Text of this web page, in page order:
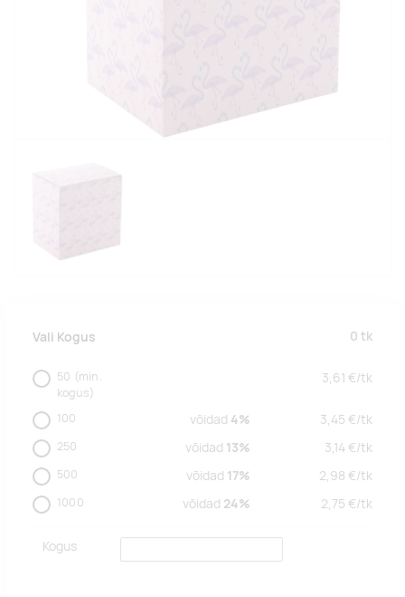
Vali Kogus 0 tk
50 (min.
kogus)
3,61 €/tk
100 võidad 4% 3,45 €/tk
250 võidad 13% 3,14 €/tk
500 võidad 17% 2,98 €/tk
1000 võidad 24% 2,75 €/tk
Kogus